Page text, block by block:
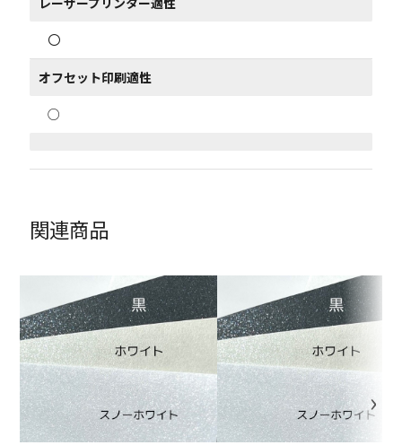
〇
オフセット印刷適性
○
関連商品